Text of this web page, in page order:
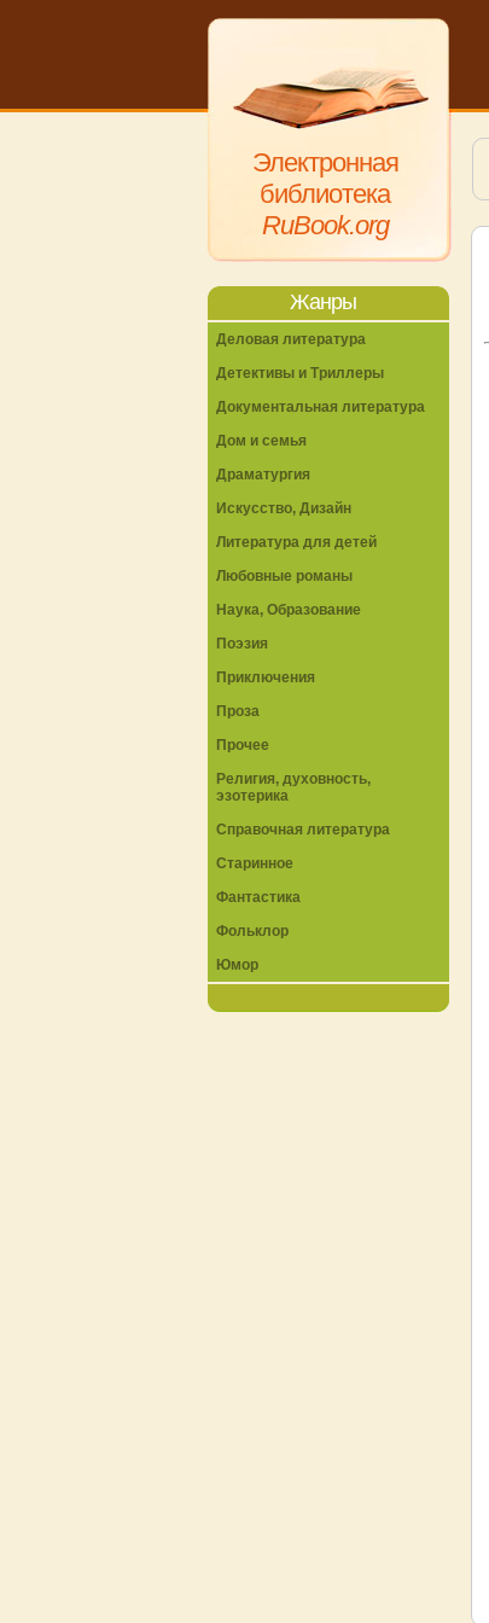
Электронная
библиотека
RuBook.org
Жанры
Деловая литература
Детективы и Триллеры
Документальная литература
Дом и семья
Драматургия
Искусство, Дизайн
Литература для детей
Любовные романы
Наука, Образование
Поэзия
Приключения
Проза
Прочее
Религия, духовность,
эзотерика
Справочная литература
Старинное
Фантастика
Фольклор
Юмор